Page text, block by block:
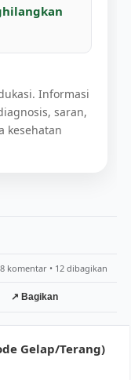
Informasi
saran,
kesehatan
komentar • 12 dibagikan
↗️ Bagikan
Gelap/Terang)